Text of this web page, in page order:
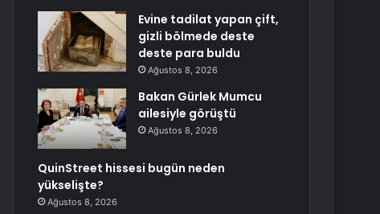
Evine tadilat yapan çift,
gizli bölmede deste
deste para buldu
Ağustos 8, 2026
Bakan Gürlek Mumcu
ailesiyle görüştü
Ağustos 8, 2026
QuinStreet hissesi bugün neden
yükselişte?
Ağustos 8, 2026